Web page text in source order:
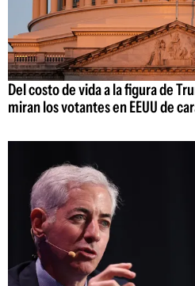
Del costo de vida a la figura de
miran los votantes en EEUU de